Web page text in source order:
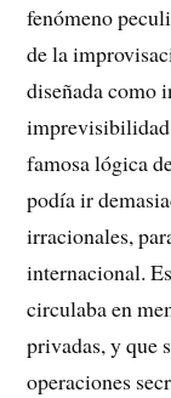
fenómeno
de la
diseñada como
imprevisibilidad
famosa lógica
podía ir
irracionales,
internacional.
circulaba en
privadas, y que
operaciones